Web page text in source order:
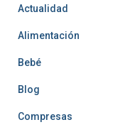
Actualidad
Alimentación
Bebé
Blog
Compresas